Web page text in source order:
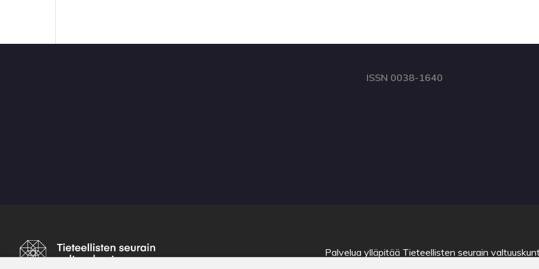
ISSN 0038-1640
Palvelua ylläpitää Tieteellisten seurain